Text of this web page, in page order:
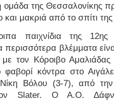
ομάδα της Θεσσαλονίκης
μακριά από το σπίτι
παιχνίδια της 12ης
περισσότερα βλέμματα
τον Κόροιβο
φαβορί κόντρα στο
Νίκη Βόλου (3-7), από
Slater. Ο Α.Ο.